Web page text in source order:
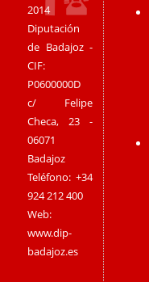
2014
Diputación
de Badajoz -
CIF:
P0600000D
c/ Felipe
Checa, 23 -
06071
Badajoz
Teléfono: +34
924 212 400
Web:
www.dip-
badajoz.es